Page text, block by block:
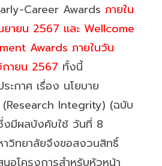
Career Awards ภายใน
ายน 2567 และ Wellcome
Awards ภายในวัน
ายน 2567 ทั้งนี้
ะกาศ เรื่อง นโยบาย
Integrity) (ฉบับ
มีผลบังคับใช้ วันที่ 8
วิทยาลัยจึงขอสงวนสิทธิ์
อโครงการสำหรับหัวหน้า